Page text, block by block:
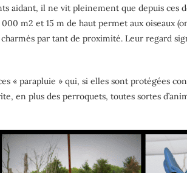
aidant, il ne vit pleinement que depuis
m2 et 15 m de haut permet aux oiseaux
par tant de proximité. Leur regard
« parapluie » qui, si elles sont protégées
en plus des perroquets, toutes sortes